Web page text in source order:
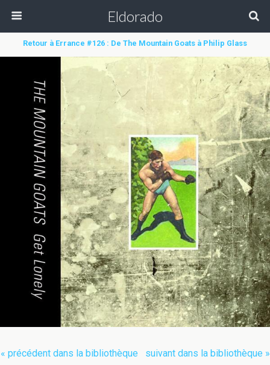
Eldorado
Retour à Errance #126 : De The Mountain Goats à Philip Glass
« précédent dans la bibliothèque suivant dans la bibliothèque »